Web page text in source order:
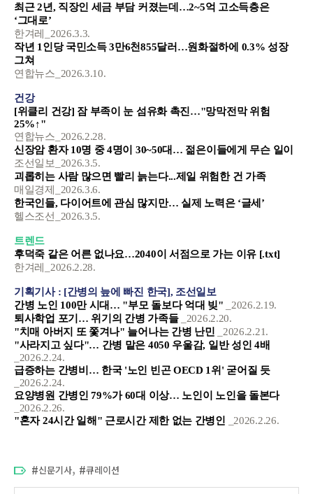
최근 2년, 직장인 세금 부담 커졌는데…2~5억 고소득층은
‘그대로’
한겨레_2026.3.3.
작년 1인당 국민소득 3만6천855달러…원화절하에 0.3% 성장
그쳐
연합뉴스_2026.3.10.
건강
[위클리 건강] 잠 부족이 눈 섬유화 촉진…"망막전막 위험
25%↑"
연합뉴스_2026.2.28.
신장암 환자 10명 중 4명이 30~50대… 젊은이들에게 무슨 일이
조선일보_2026.3.5.
괴롭히는 사람 많으면 빨리 늙는다...제일 위험한 건 가족
매일경제_2026.3.6.
한국인들, 다이어트에 관심 많지만… 실제 노력은 ‘글세’
헬스조선_2026.3.5.
트렌드
후덕죽 같은 어른 없나요…2040이 서점으로 가는 이유 [.txt]
한겨레_2026.2.28.
기획기사 : [간병의 늪에 빠진 한국], 조선일보
간병 노인 100만 시대… "부모 돌보다 억대 빚"
_2026.2.19.
퇴사학업 포기… 위기의 간병 가족들
_2026.2.20.
"치매 아버지 또 쫓겨나" 늘어나는 간병 난민
_2026.2.21.
"사라지고 싶다"… 간병 맡은 4050 우울감, 일반 성인 4배
_2026.2.24.
급증하는 간병비… 한국 '노인 빈곤 OECD 1위' 굳어질 듯
_2026.2.24.
요양병원 간병인 79%가 60대 이상… 노인이 노인을 돌본다
_2026.2.26.
"혼자 24시간 일해" 근로시간 제한 없는 간병인
_2026.2.26.
신문기사, 큐레이션